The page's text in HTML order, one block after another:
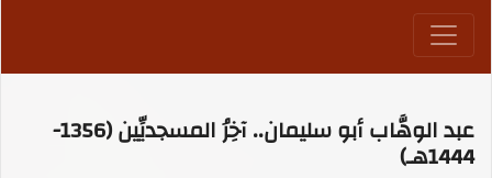
عبد الوهَّاب أبو سليمان.. آخِرُ المسجديِّين (1356-
1444هـ)